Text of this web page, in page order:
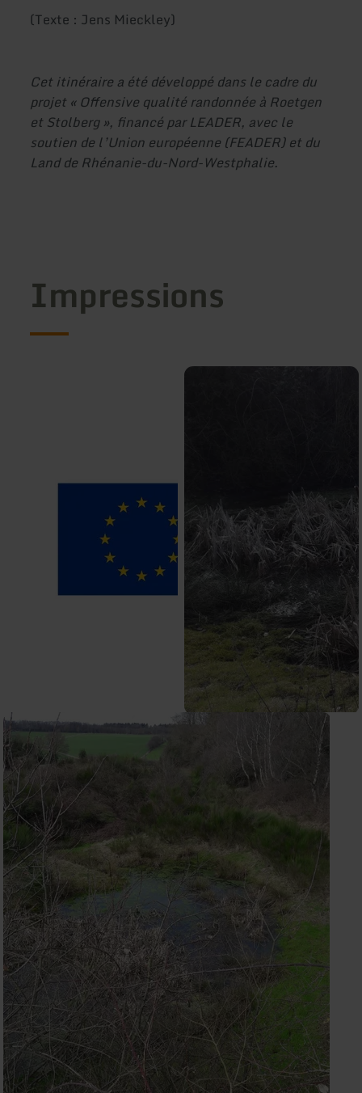
(Texte : Jens Mieckley)
Cet itinéraire a été développé dans le cadre du
projet « Offensive qualité randonnée à Roetgen
et Stolberg », financé par LEADER, avec le
soutien de l’Union européenne (FEADER) et du
Land de Rhénanie-du-Nord-Westphalie.
Impressions